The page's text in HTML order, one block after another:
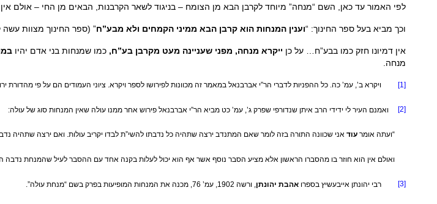
לפי האמור עד כאן, השם “מנחה” מיוחד לקרבן הבא מן הצומח – בניגוד לשאר הקרבנות, הבאים מן החי – אולם
וכך מביא בעל ספר החינוך: “וענין המנחות הוא קרבן הבא ממיני הקמחים ולא מבע”ח” (ספר החינוך מצוות
אין דמיונו חזק כמו בבע”ח… על כן ייקרא מנחה, מפני שעניינה מעט מקרבן בע”ח, כמו שמנחות בני אדם יהיו
מנחה.
[1] ויקרא ב’, עמ’ כה. כל ההפניות לדברי הר”י אברבנאל במאמר זה מכוונות לפירושו לספר ויקרא. ציוני העמודים הם על פי מהדורת
[2] ואמנם העיר לי ידידי הרב איתן שנדורפי שפרק ג’, עמ’ כט מביא הר”י אברבנאל פירוש אחר ממנו עולה שאין המנחות סוג של עולה:
“ועתה אומר עוד אני שכוונה התורה בזה לומר שאם המתנדב ירצה שתהיה כל נדבתו להשי”ת לבדו יקריב עולות. ואם ירצה שתהיה
ואולם אין הוא חוזר בו מהסברו הראשון אלא מציע הסבר נוסף אשר אף הוא יכול לעלות בקנה אחד עם ההסבר לעיל שהמנחת נדבה
[3] רבי יהונתן אייבעשיץ בספרו אהבת יהונתן , ורשה 1902, עמ’ 76, מכנה את המנחות המופיעות בפרק בשם “מנחת עולה”.